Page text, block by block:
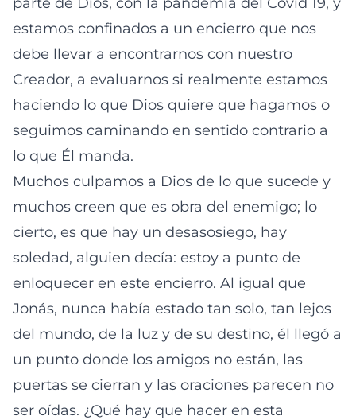
estamos confinados a un encierro que nos
debe llevar a encontrarnos con nuestro
Creador, a evaluarnos si realmente estamos
haciendo lo que Dios quiere que hagamos o
seguimos caminando en sentido contrario a
lo que Él manda.
Muchos culpamos a Dios de lo que sucede y
muchos creen que es obra del enemigo; lo
cierto, es que hay un desasosiego, hay
soledad, alguien decía: estoy a punto de
enloquecer en este encierro. Al igual que
Jonás, nunca había estado tan solo, tan lejos
del mundo, de la luz y de su destino, él llegó a
un punto donde los amigos no están, las
puertas se cierran y las oraciones parecen no
ser oídas. ¿Qué hay que hacer en esta